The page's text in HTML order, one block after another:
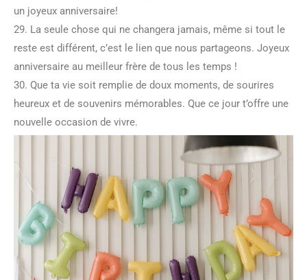
un joyeux anniversaire!
29. La seule chose qui ne changera jamais, même si tout le
reste est différent, c’est le lien que nous partageons. Joyeux
anniversaire au meilleur frère de tous les temps !
30. Que ta vie soit remplie de doux moments, de sourires
heureux et de souvenirs mémorables. Que ce jour t’offre une
nouvelle occasion de vivre.